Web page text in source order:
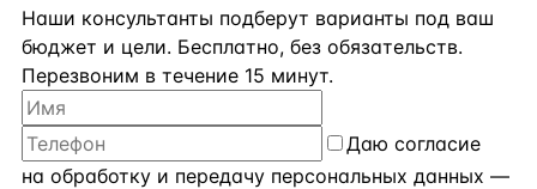
Наши консультанты подберут варианты под ваш
бюджет и цели. Бесплатно, без обязательств.
Перезвоним в течение 15 минут.
Даю согласие
на обработку и передачу персональных данных —